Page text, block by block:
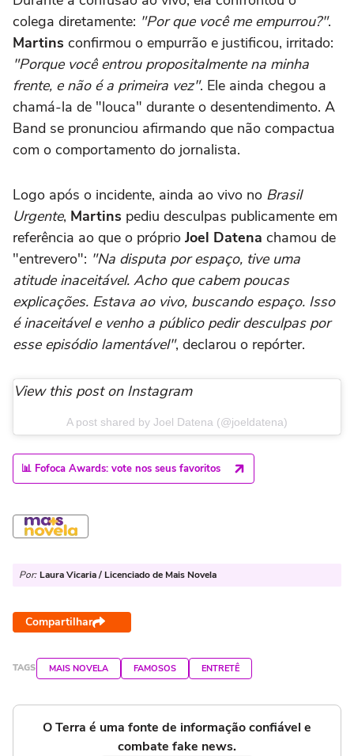
colega diretamente: "Por que você me empurrou?".
Martins confirmou o empurrão e justificou, irritado:
"Porque você entrou propositalmente na minha
frente, e não é a primeira vez". Ele ainda chegou a
chamá-la de "louca" durante o desentendimento. A
Band se pronunciou afirmando que não compactua
com o comportamento do jornalista.
Logo após o incidente, ainda ao vivo no Brasil
Urgente, Martins pediu desculpas publicamente em
referência ao que o próprio Joel Datena chamou de
"entrevero": "Na disputa por espaço, tive uma
atitude inaceitável. Acho que cabem poucas
explicações. Estava ao vivo, buscando espaço. Isso
é inaceitável e venho a público pedir desculpas por
esse episódio lamentável", declarou o repórter.
View this post on Instagram
A post shared by Joel Datena (@joeldatena)
📊 Fofoca Awards: vote nos seus favoritos
Por: Laura Vicaria / Licenciado de Mais Novela
Compartilhar
TAGS MAIS NOVELA FAMOSOS ENTRETÊ
O Terra é uma fonte de informação confiável e
combate fake news.